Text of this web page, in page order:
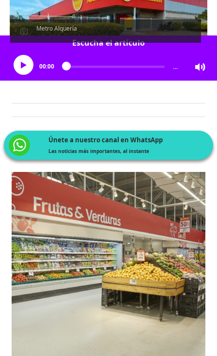
Metro Alquería
Escucha el artículo
00:00 …
Únete a nuestro canal en WhatsApp
Las noticias más importantes, al instante